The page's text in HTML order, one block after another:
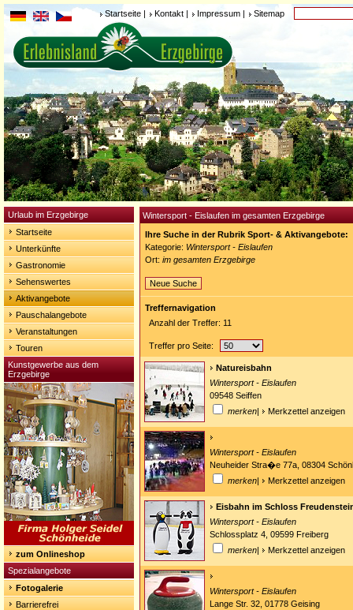
Startseite | Kontakt | Impressum | Sitemap
Urlaub im Erzgebirge
Startseite
Unterkünfte
Gastronomie
Sehenswertes
Aktivangebote
Pauschalangebote
Veranstaltungen
Touren
Kunstgewerbe aus dem
Erzgebirge
zum Onlineshop
Spezialangebote
Fotogalerie
Barrierefrei
Wintersport - Eislaufen im gesamten Erzgebirge
Ihre Suche in der Rubrik Sport- & Aktivangebote:
Kategorie: Wintersport - Eislaufen
Ort: im gesamten Erzgebirge
Neue Suche
Treffernavigation
Anzahl der Treffer: 11
Treffer pro Seite:
Natureisbahn
Wintersport - Eislaufen
09548 Seiffen
merken| Merkzettel anzeigen
Wintersport - Eislaufen
Neuheider Stra�e 77a, 08304
merken| Merkzettel anzeigen
Eisbahn im Schloss
Wintersport - Eislaufen
Schlossplatz 4, 09599 Freiberg
merken| Merkzettel anzeigen
Wintersport - Eislaufen
Lange Str. 32, 01778 Geising